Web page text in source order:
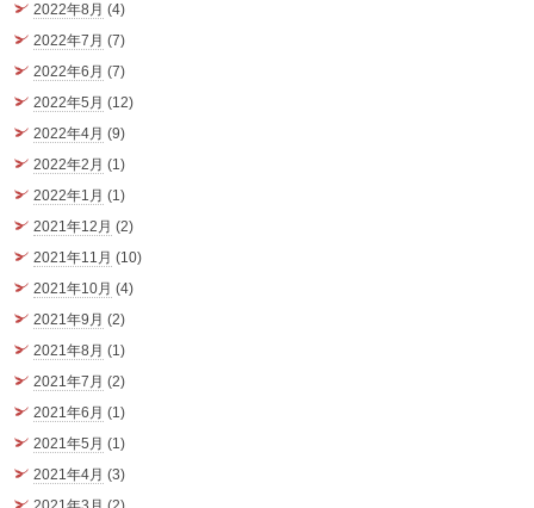
2022年8月 (4)
2022年7月 (7)
2022年6月 (7)
2022年5月 (12)
2022年4月 (9)
2022年2月 (1)
2022年1月 (1)
2021年12月 (2)
2021年11月 (10)
2021年10月 (4)
2021年9月 (2)
2021年8月 (1)
2021年7月 (2)
2021年6月 (1)
2021年5月 (1)
2021年4月 (3)